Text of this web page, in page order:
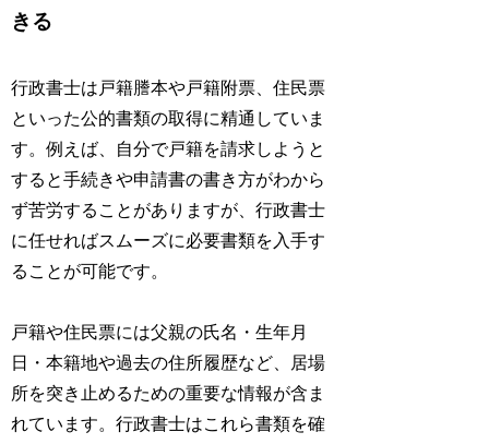
きる
行政書士は戸籍謄本や戸籍附票、住民票
といった公的書類の取得に精通していま
す。例えば、自分で戸籍を請求しようと
すると手続きや申請書の書き方がわから
ず苦労することがありますが、行政書士
に任せればスムーズに必要書類を入手す
ることが可能です。
戸籍や住民票には父親の氏名・生年月
日・本籍地や過去の住所履歴など、居場
所を突き止めるための重要な情報が含ま
れています。行政書士はこれら書類を確